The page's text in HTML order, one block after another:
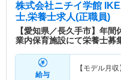
株式会社ニチイ学館
士,栄養士求人(正職員)
【愛知県／長久手市】年
業内保育施設にて栄養士募
給与
【モデル月収